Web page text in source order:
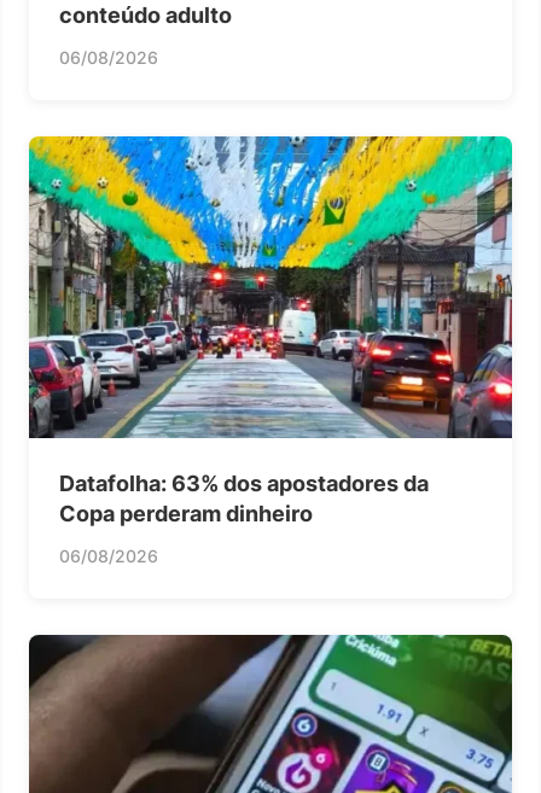
conteúdo adulto
06/08/2026
Datafolha: 63% dos apostadores da
Copa perderam dinheiro
06/08/2026